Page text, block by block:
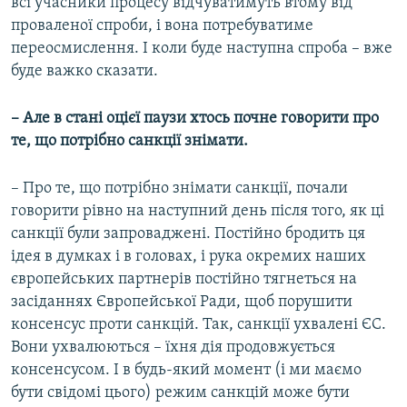
проваленої спроби, і вона потребуватиме
переосмислення. І коли буде наступна спроба – вже
буде важко сказати.
– Але в стані оцієї паузи хтось почне говорити про
те, що потрібно санкції знімати.
– Про те, що потрібно знімати санкції, почали
говорити рівно на наступний день після того, як ці
санкції були запроваджені. Постійно бродить ця
ідея в думках і в головах, і рука окремих наших
європейських партнерів постійно тягнеться на
засіданнях Європейської Ради, щоб порушити
консенсус проти санкцій. Так, санкції ухвалені ЄС.
Вони ухвалюються – їхня дія продовжується
консенсусом. І в будь-який момент (і ми маємо
бути свідомі цього) режим санкцій може бути